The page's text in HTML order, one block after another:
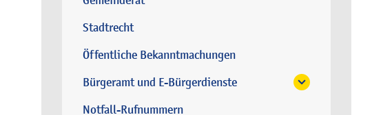
Stadtrecht
Öffentliche Bekanntmachungen
Bürgeramt und E-Bürgerdienste
Notfall-Rufnummern